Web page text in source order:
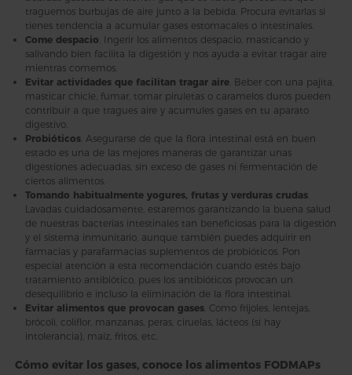
traguemos burbujas de aire junto a la bebida. Procura evitarlas si
tienes tendencia a acumular gases estomacales o intestinales.
Come despacio. Ingerir los alimentos despacio, masticando y
salivando bien facilita la digestión y nos ayuda a evitar tragar aire
mientras comemos.
Evitar actividades que facilitan tragar aire. Beber con una pajita,
masticar chicle, fumar, tomar piruletas o caramelos duros pueden
contribuir a que tragues aire y acumules gases en tu aparato
digestivo.
Probióticos. Asegurarse de que la flora intestinal está en buen
estado es una de las mejores maneras de garantizar unas
digestiones adecuadas, sin exceso de gases ni fermentación de
ciertos alimentos.
Tomando habitualmente yogures, frutas y verduras crudas.
Lavadas cuidadosamente, estaremos garantizando la buena salud
de nuestras bacterias intestinales tan beneficiosas para la digestión
y el sistema inmunitario, aunque también puedes adquirir en
farmacias y parafarmacias suplementos de probióticos. Pon
especial atención a esta recomendación cuando estés bajo
tratamiento antibiótico, pues los antibióticos provocan un
desequilibrio e incluso la eliminación de la flora intestinal.
Evitar alimentos que provocan gases. Como frijoles, lentejas,
brócoli, coliflor, manzanas, peras, ciruelas, lácteos (si hay
intolerancia), maíz, fritos, etc.
Cómo evitar los gases, conoce los alimentos FODMAPs